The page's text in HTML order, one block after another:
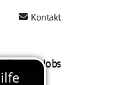
Kontakt
Mein AWO Jobs